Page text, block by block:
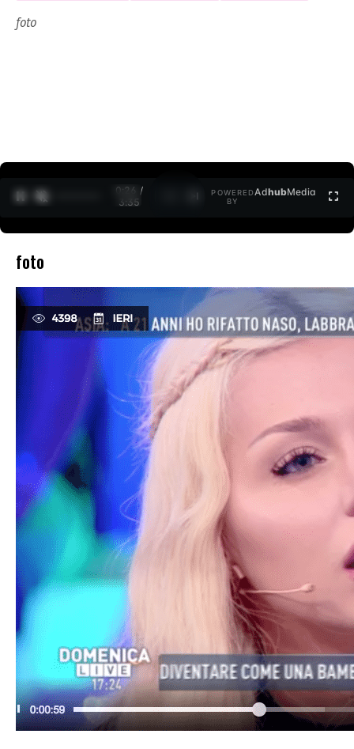
foto
0:26 /
3:35
POWERED
BY
AdhubMedia
foto